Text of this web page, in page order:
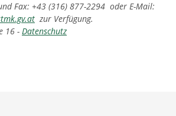
Fax: +43 (316) 877-2294 oder E-Mail:
zur Verfügung.
16 - Datenschutz